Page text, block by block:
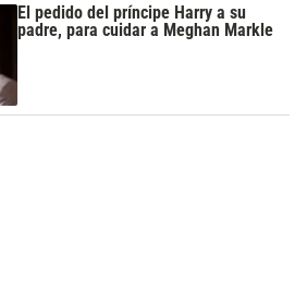
El pedido del príncipe Harry a su
padre, para cuidar a Meghan Markle